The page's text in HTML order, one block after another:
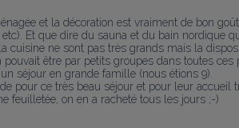
et la décoration est vraiment de bon
Et que dire du sauna et du bain nordique
la cuisine ne sont pas très grands mais la
pouvait être par petits groupes dans toutes
séjour en grande famille (nous étions 9).
pour ce très beau séjour et pour leur accueil
feuilletée, on en a racheté tous les jours ;-)